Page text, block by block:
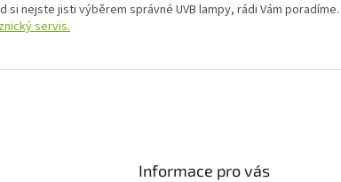
si nejste jisti výběrem správné UVB lampy, rádi Vám poradíme.
servis.
Informace pro vás